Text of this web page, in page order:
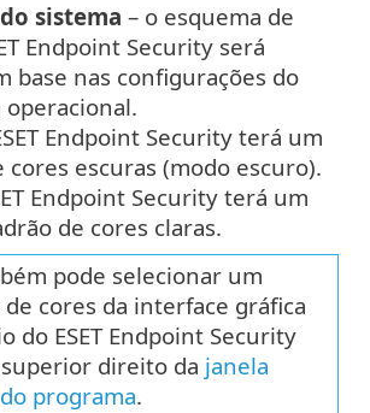
sistema – o esquema de
Endpoint Security será
base nas configurações do
Endpoint Security terá um
cores escuras (modo escuro).
Endpoint Security terá um
de cores claras.
pode selecionar um
cores da interface gráfica
do ESET Endpoint Security
direito da janela
programa.